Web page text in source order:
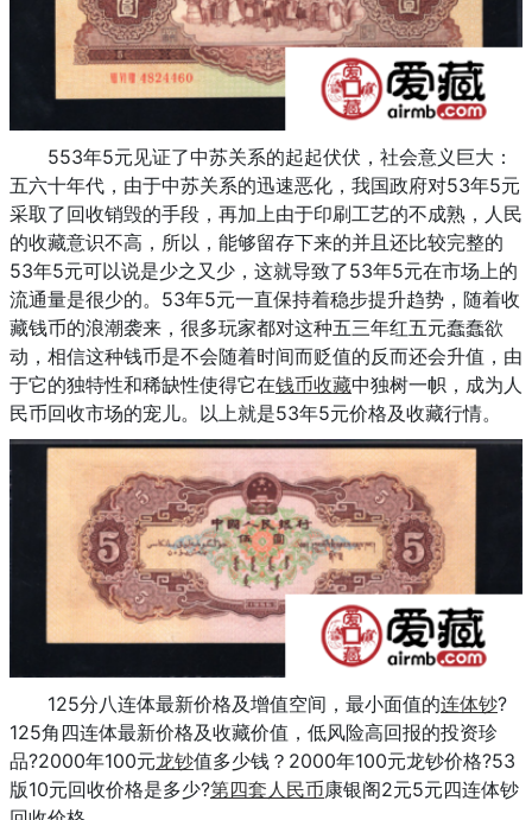
553年5元见证了中苏关系的起起伏伏，社会意义巨大：
五六十年代，由于中苏关系的迅速恶化，我国政府对53年5元
采取了回收销毁的手段，再加上由于印刷工艺的不成熟，人民
的收藏意识不高，所以，能够留存下来的并且还比较完整的
53年5元可以说是少之又少，这就导致了53年5元在市场上的
流通量是很少的。53年5元一直保持着稳步提升趋势，随着收
藏钱币的浪潮袭来，很多玩家都对这种五三年红五元蠢蠢欲
动，相信这种钱币是不会随着时间而贬值的反而还会升值，由
于它的独特性和稀缺性使得它在钱币收藏中独树一帜，成为人
民币回收市场的宠儿。以上就是53年5元价格及收藏行情。
125分八连体最新价格及增值空间，最小面值的连体钞?
125角四连体最新价格及收藏价值，低风险高回报的投资珍
品?2000年100元龙钞值多少钱？2000年100元龙钞价格?53
版10元回收价格是多少?第四套人民币康银阁2元5元四连体钞